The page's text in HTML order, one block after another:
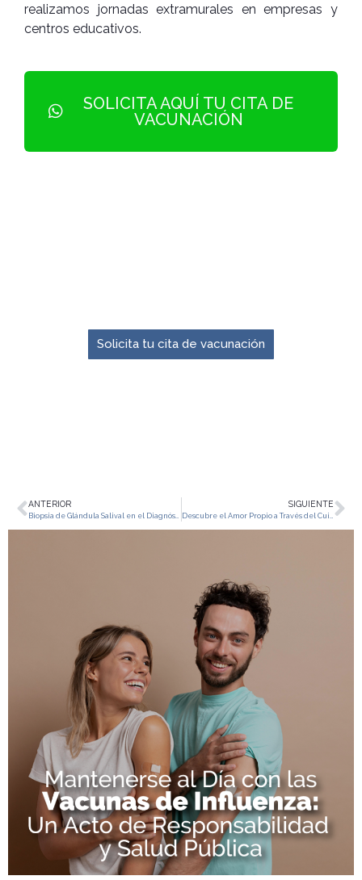
realizamos jornadas extramurales en empresas y
centros educativos.
SOLICITA AQUÍ TU CITA DE
VACUNACIÓN
Solicita tu cita de vacunación
ANTERIOR SIGUIENTE